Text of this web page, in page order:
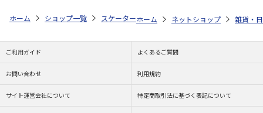
ホーム ショップ一覧 スケーター くっつくランチクロス すみっコぐ
ホーム ネットショップ 雑貨・
ご利用ガイド よくあるご質問
お問い合わせ 利用規約
サイト運営会社について 特定商取引法に基づく表記について